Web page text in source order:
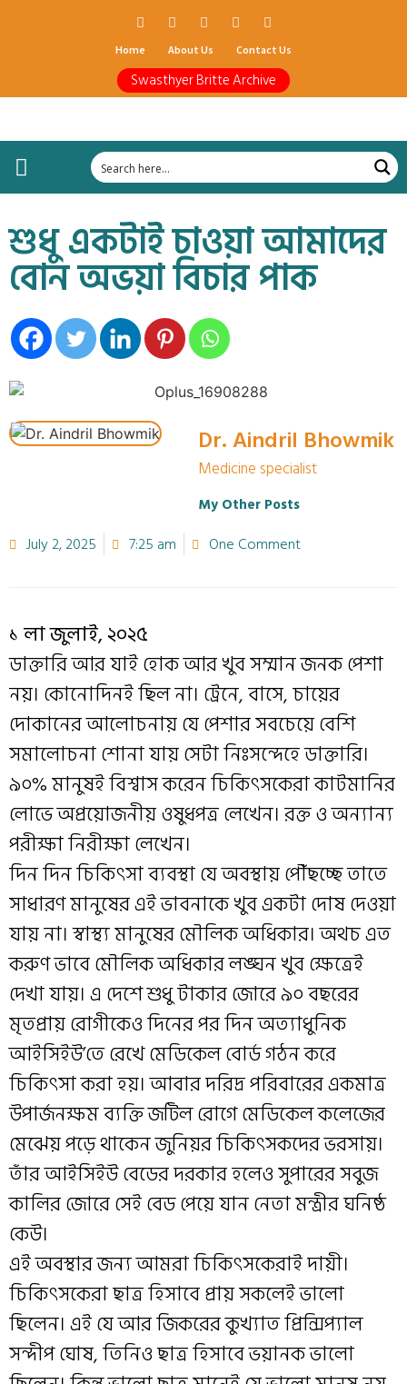
Home About Us Contact Us
Swasthyer Britte Archive
শুধু একটাই চাওয়া আমাদের
বোন অভয়া বিচার পাক
Dr. Aindril Bhowmik
Medicine specialist
My Other Posts
July 2, 2025 7:25 am One Comment
১ লা জুলাই, ২০২৫
ডাক্তারি আর যাই হোক আর খুব সম্মান জনক পেশা
নয়। কোনোদিনই ছিল না। ট্রেনে, বাসে, চায়ের
দোকানের আলোচনায় যে পেশার সবচেয়ে বেশি
সমালোচনা শোনা যায় সেটা নিঃসন্দেহে ডাক্তারি।
৯০% মানুষই বিশ্বাস করেন চিকিৎসকেরা কাটমানির
লোভে অপ্রয়োজনীয় ওষুধপত্র লেখেন। রক্ত ও অন্যান্য
পরীক্ষা নিরীক্ষা লেখেন।
দিন দিন চিকিৎসা ব্যবস্থা যে অবস্থায় পৌঁছচ্ছে তাতে
সাধারণ মানুষের এই ভাবনাকে খুব একটা দোষ দেওয়া
যায় না। স্বাস্থ্য মানুষের মৌলিক অধিকার। অথচ এত
করুণ ভাবে মৌলিক অধিকার লঙ্ঘন খুব ক্ষেত্রেই
দেখা যায়। এ দেশে শুধু টাকার জোরে ৯০ বছরের
মৃতপ্রায় রোগীকেও দিনের পর দিন অত্যাধুনিক
আইসিইউ’তে রেখে মেডিকেল বোর্ড গঠন করে
চিকিৎসা করা হয়। আবার দরিদ্র পরিবারের একমাত্র
উপার্জনক্ষম ব্যক্তি জটিল রোগে মেডিকেল কলেজের
মেঝেয় পড়ে থাকেন জুনিয়র চিকিৎসকদের ভরসায়।
তাঁর আইসিইউ বেডের দরকার হলেও সুপারের সবুজ
কালির জোরে সেই বেড পেয়ে যান নেতা মন্ত্রীর ঘনিষ্ঠ
কেউ।
এই অবস্থার জন্য আমরা চিকিৎসকেরাই দায়ী।
চিকিৎসকেরা ছাত্র হিসাবে প্রায় সকলেই ভালো
ছিলেন। এই যে আর জিকরের কুখ্যাত প্রিন্সিপ্যাল
সন্দীপ ঘোষ, তিনিও ছাত্র হিসাবে ভয়ানক ভালো